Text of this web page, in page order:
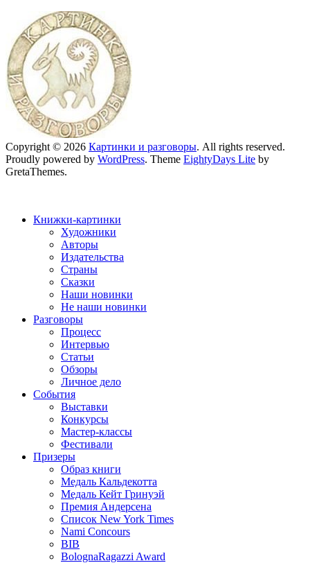
Copyright © 2026 Картинки и разговоры. All rights reserved.
Proudly powered by WordPress. Theme EightyDays Lite by
GretaThemes.
Книжки-картинки
Художники
Авторы
Издательства
Страны
Сказки
Наши новинки
Не наши новинки
Разговоры
Процесс
Интервью
Статьи
Обзоры
Личное дело
События
Выставки
Конкурсы
Мастер-классы
Фестивали
Призеры
Образ книги
Медаль Кальдекотта
Медаль Кейт Гринуэй
Премия Андерсена
Список New York Times
Nami Concours
BIB
BolognaRagazzi Award